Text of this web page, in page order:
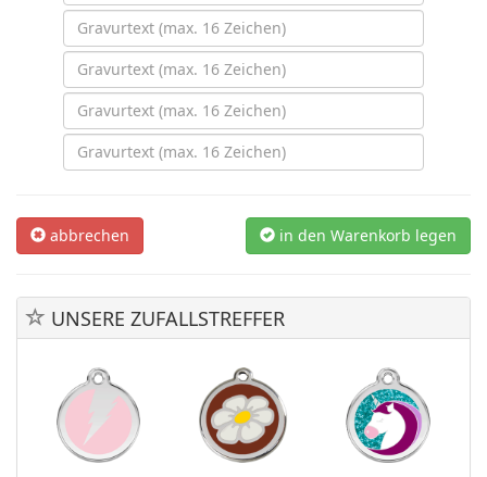
abbrechen in den Warenkorb legen
UNSERE ZUFALLSTREFFER